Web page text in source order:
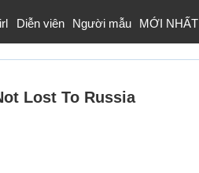
Diễn viên Người mẫu MỚI NHẤT